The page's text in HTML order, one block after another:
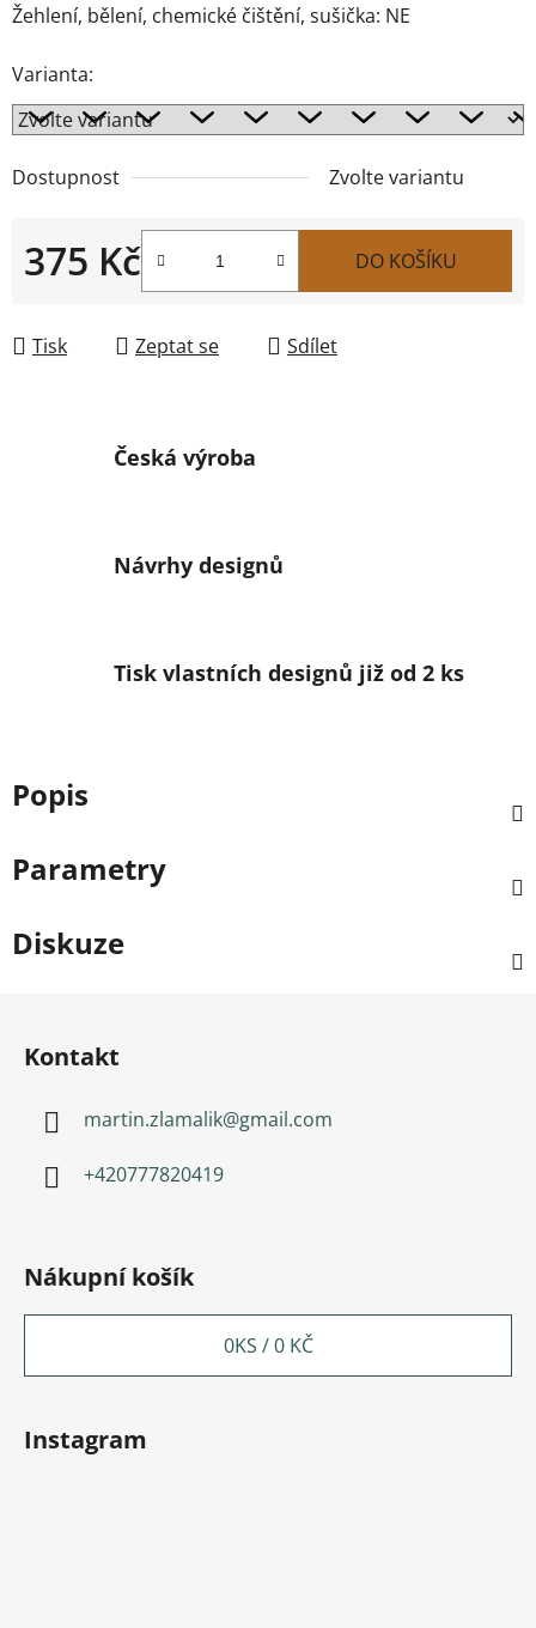
Žehlení, bělení, chemické čištění, sušička: NE
Varianta:
Dostupnost Zvolte variantu
375 Kč DO KOŠÍKU
Tisk Zeptat se Sdílet
Česká výroba
Návrhy designů
Tisk vlastních designů již od 2 ks
Popis
Parametry
Diskuze
Kontakt
martin.zlamalik@gmail.com
+420777820419
Nákupní košík
0KS /0 KČ
Instagram